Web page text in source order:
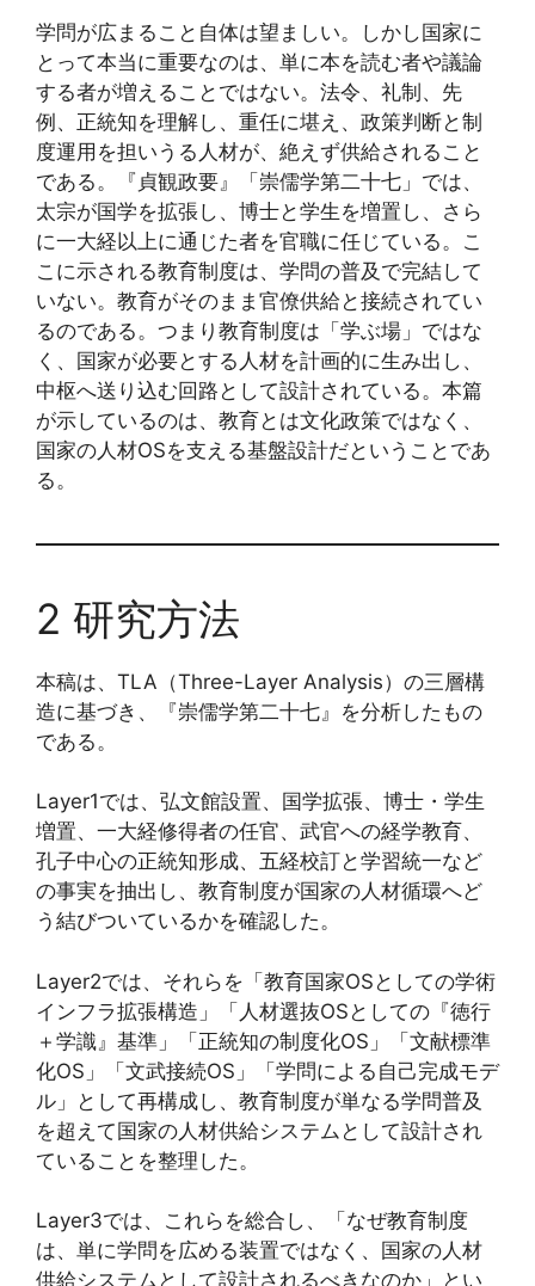
学問が広まること自体は望ましい。しかし国家に
とって本当に重要なのは、単に本を読む者や議論
する者が増えることではない。法令、礼制、先
例、正統知を理解し、重任に堪え、政策判断と制
度運用を担いうる人材が、絶えず供給されること
である。『貞観政要』「崇儒学第二十七」では、
太宗が国学を拡張し、博士と学生を増置し、さら
に一大経以上に通じた者を官職に任じている。こ
こに示される教育制度は、学問の普及で完結して
いない。教育がそのまま官僚供給と接続されてい
るのである。つまり教育制度は「学ぶ場」ではな
く、国家が必要とする人材を計画的に生み出し、
中枢へ送り込む回路として設計されている。本篇
が示しているのは、教育とは文化政策ではなく、
国家の人材OSを支える基盤設計だということであ
る。
2 研究方法
本稿は、TLA（Three-Layer Analysis）の三層構
造に基づき、『崇儒学第二十七』を分析したもの
である。
Layer1では、弘文館設置、国学拡張、博士・学生
増置、一大経修得者の任官、武官への経学教育、
孔子中心の正統知形成、五経校訂と学習統一など
の事実を抽出し、教育制度が国家の人材循環へど
う結びついているかを確認した。
Layer2では、それらを「教育国家OSとしての学術
インフラ拡張構造」「人材選抜OSとしての『徳行
＋学識』基準」「正統知の制度化OS」「文献標準
化OS」「文武接続OS」「学問による自己完成モデ
ル」として再構成し、教育制度が単なる学問普及
を超えて国家の人材供給システムとして設計され
ていることを整理した。
Layer3では、これらを総合し、「なぜ教育制度
は、単に学問を広める装置ではなく、国家の人材
供給システムとして設計されるべきなのか」とい